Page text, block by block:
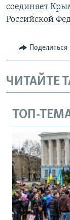
соединяет
Российской
Поделиться
ЧИТАЙТЕ
ТОП-